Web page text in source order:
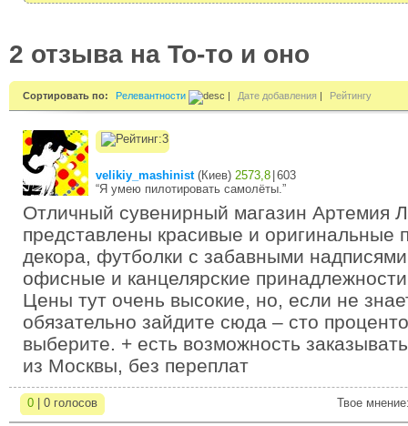
2 отзыва на То-то и оно
Сортировать по: Релевантности Дате добавления Рейтингу
velikiy_mashinist(Киев) 2573,8 603
“Я умею пилотировать самолёты.”
Отличный сувенирный магазин Артемия
представлены красивые и оригинальные
декора, футболки с забавными
офисные и канцелярские
Цены тут очень высокие, но, если не
обязательно зайдите сюда – сто
выберите. + есть возможность
из Москвы, без переплат
0 | 0 голосов Твое